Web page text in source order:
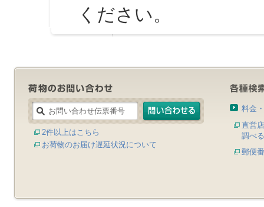
ください。
2件以上はこちら
お荷物のお届け遅延状況について
料金
直営
調べる
郵便